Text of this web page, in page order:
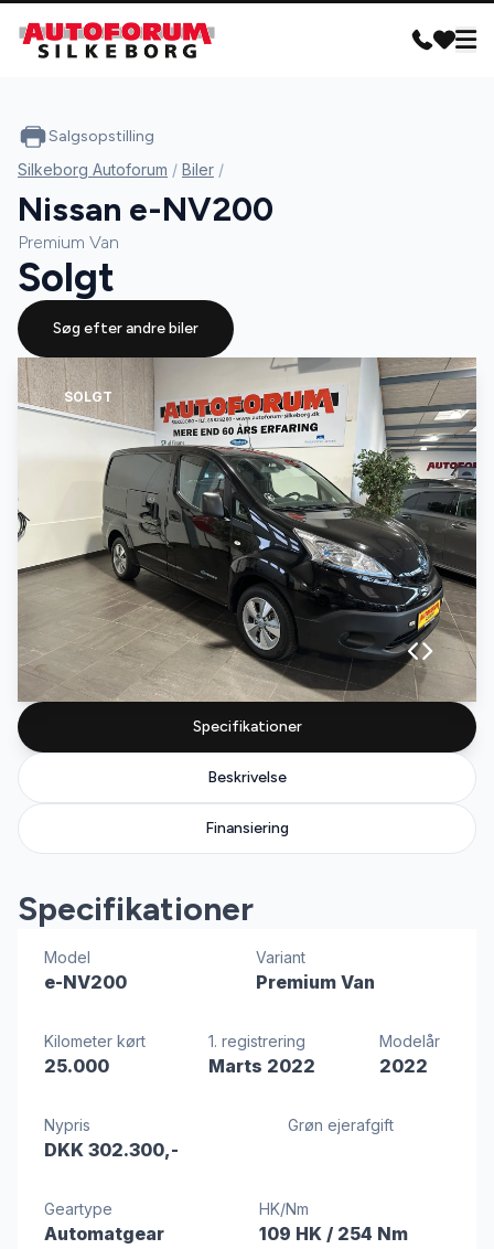
SOLGT
Specifikationer
Beskrivelse
Finansiering
Specifikationer
Model
e-NV200
Variant
Premium Van
Kilometer kørt
25.000
1. registrering
Marts 2022
Modelår
2022
Nypris
DKK 302.300,-
Grøn ejerafgift
Geartype
Automatgear
HK/Nm
109 HK / 254 Nm
Salgsopstilling
Silkeborg Autoforum / Biler /
Nissan e-NV200
Premium Van
Solgt
Søg efter andre biler